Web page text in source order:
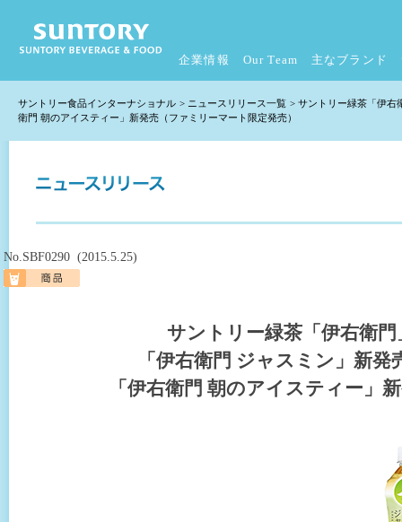
企業情報 Our Team 主なブランド
サントリー食品インターナショナル > ニュースリリース一覧 > サントリー緑茶「伊右
衛門 朝のアイスティー」新発売（ファミリーマート限定発売）
No.SBF0290 (2015.5.25)
サントリー緑茶「伊右衛
「伊右衛門 ジャスミン」新
「伊右衛門 朝のアイスティー」